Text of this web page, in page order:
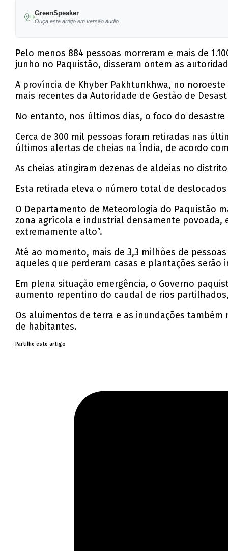
GreenSpeaker
Ouça este artigo em versão áudio.
Pelo menos 884 pessoas morreram e mais de
junho no Paquistão, disseram ontem as
A província de Khyber Pakhtunkhwa, no
mais recentes da Autoridade de Gestão de
No entanto, nos últimos dias, o foco do
Cerca de 300 mil pessoas foram retiradas nas
últimos alertas de cheias na Índia, de acordo
As cheias atingiram dezenas de aldeias no
Esta retirada eleva o número total de
O Departamento de Meteorologia do Paquistão
zona agrícola e industrial densamente
extremamente alto”.
Até ao momento, mais de 3,3 milhões de
aqueles que perderam casas e plantações
Em plena situação emergência, o Governo
aumento repentino do caudal de rios
Os aluimentos de terra e as inundações
de habitantes.
Partilhe este artigo